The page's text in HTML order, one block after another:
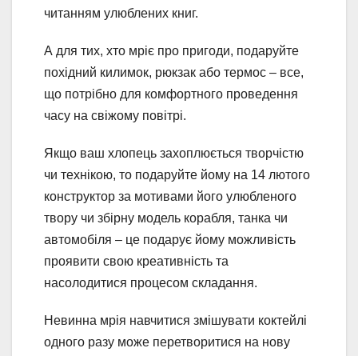
читанням улюблених книг.
А для тих, хто мріє про пригоди, подаруйте
похідний килимок, рюкзак або термос – все,
що потрібно для комфортного проведення
часу на свіжому повітрі.
Якщо ваш хлопець захоплюється творчістю
чи технікою, то подаруйте йому на 14 лютого
конструктор за мотивами його улюбленого
твору чи збірну модель корабля, танка чи
автомобіля – це подарує йому можливість
проявити свою креативність та
насолодитися процесом складання.
Невинна мрія навчитися змішувати коктейлі
одного разу може перетворитися на нову